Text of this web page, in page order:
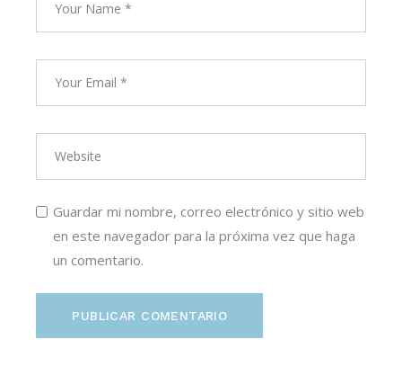
Guardar mi nombre, correo electrónico y sitio web
en este navegador para la próxima vez que haga
un comentario.
PUBLICAR COMENTARIO